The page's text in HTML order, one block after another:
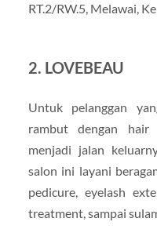
RT.2/RW.5, Melawai,
2. LOVEBEAU
Untuk pelanggan
rambut dengan
menjadi jalan
salon ini layani
pedicure, eyelash
treatment, sampai